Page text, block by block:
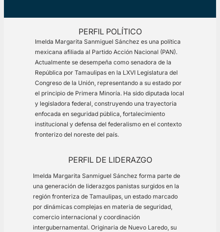
PERFIL POLÍTICO
Imelda Margarita Sanmiguel Sánchez es una política
mexicana afiliada al Partido Acción Nacional (PAN).
Actualmente se desempeña como senadora de la
República por Tamaulipas en la LXVI Legislatura del
Congreso de la Unión, representando a su estado por
el principio de Primera Minoría. Ha sido diputada local
y legisladora federal, construyendo una trayectoria
enfocada en seguridad pública, fortalecimiento
institucional y defensa del federalismo en el contexto
fronterizo del noreste del país.
PERFIL DE LIDERAZGO
Imelda Margarita Sanmiguel Sánchez forma parte de
una generación de liderazgos panistas surgidos en la
región fronteriza de Tamaulipas, un estado marcado
por dinámicas complejas en materia de seguridad,
comercio internacional y coordinación
intergubernamental. Originaria de Nuevo Laredo, su